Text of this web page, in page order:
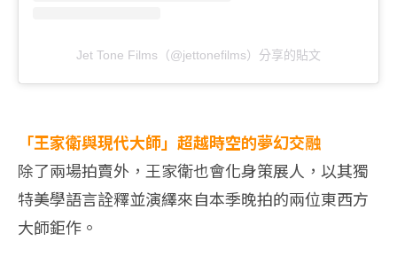
Jet Tone Films（@jettonefilms）分享的貼文
「王家衛與現代大師」超越時空的夢幻交融
除了兩場拍賣外，王家衛也會化身策展人，以其獨
特美學語言詮釋並演繹來自本季晚拍的兩位東西方
大師鉅作。